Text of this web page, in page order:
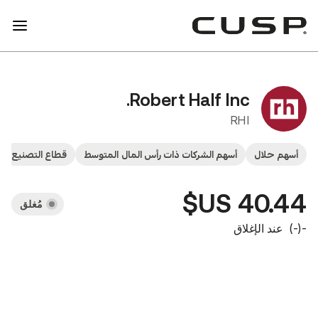
Robert Half
الشركات ذات رأس المال المتوسط قطاع التصنيع الأسهم عوائد